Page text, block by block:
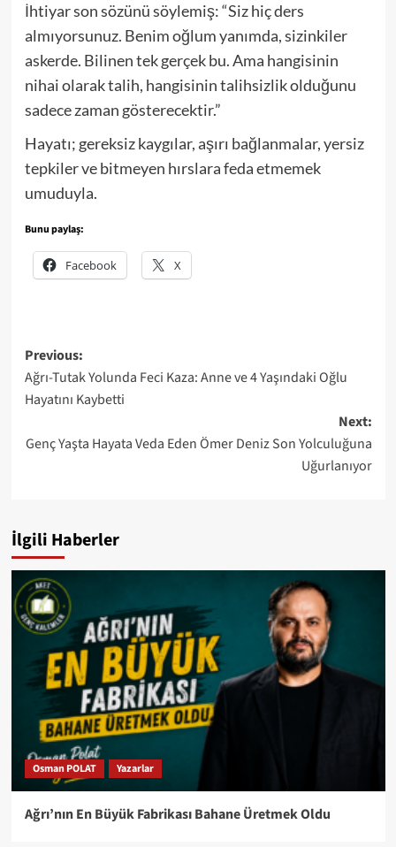
İhtiyar son sözünü söylemiş: “Siz hiç ders
almıyorsunuz. Benim oğlum yanımda, sizinkiler
askerde. Bilinen tek gerçek bu. Ama hangisinin
nihai olarak talih, hangisinin talihsizlik olduğunu
sadece zaman gösterecektir.”
Hayatı; gereksiz kaygılar, aşırı bağlanmalar, yersiz
tepkiler vebitmeyen hırslara feda etmemek
umuduyla.
Bunu paylaş:
Facebook X
Post
navigation
Previous:
Ağrı-Tutak Yolunda Feci Kaza: Anne ve 4 Yaşındaki Oğlu
Hayatını Kaybetti
Next:
Genç Yaşta Hayata Veda Eden Ömer Deniz Son Yolculuğuna
Uğurlanıyor
İlgili Haberler
Osman POLAT Yazarlar
Ağrı’nın En Büyük Fabrikası Bahane Üretmek Oldu